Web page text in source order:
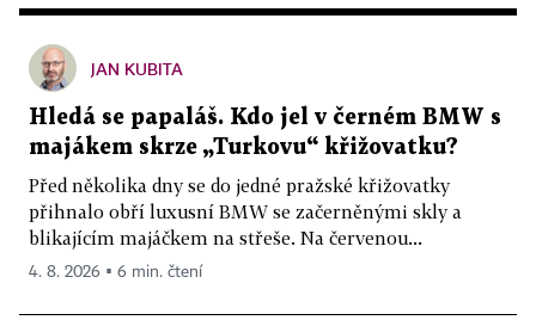
JAN KUBITA
Hledá se papaláš. Kdo jel v černém BMW s
majákem skrze „Turkovu“ křižovatku?
Před několika dny se do jedné pražské křižovatky
přihnalo obří luxusní BMW se začerněnými skly a
blikajícím majáčkem na střeše. Na červenou...
4. 8. 2026 ▪ 6 min. čtení